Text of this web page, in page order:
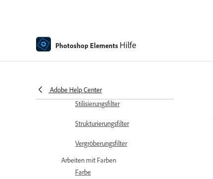
Photoshop Elements Hilfe
Adobe Help Center
Rauschfilter
Rendering-Filter
Stilisierungsfilter
Strukturierungsfilter
Vergröberungsfilter
Arbeiten mit Farben
Farbe